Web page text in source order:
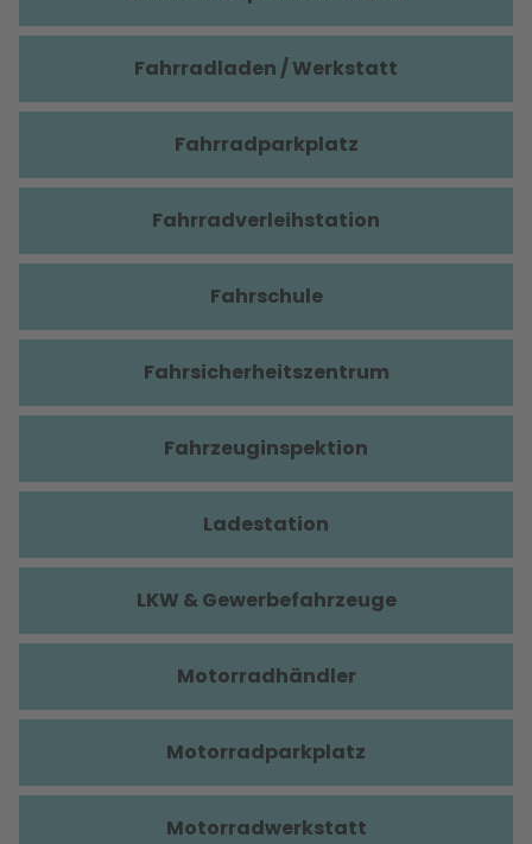
Fahrradladen / Werkstatt
Fahrradparkplatz
Fahrradverleihstation
Fahrschule
Fahrsicherheitszentrum
Fahrzeuginspektion
Ladestation
LKW & Gewerbefahrzeuge
Motorradhändler
Motorradparkplatz
Motorradwerkstatt